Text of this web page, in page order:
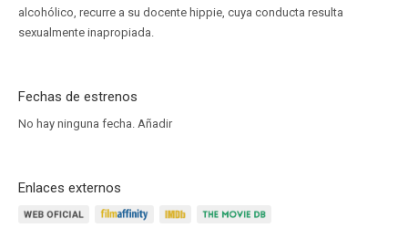
alcohólico, recurre a su docente hippie, cuya conducta resulta
sexualmente inapropiada.
Fechas de estrenos
No hay ninguna fecha. Añadir
Enlaces externos